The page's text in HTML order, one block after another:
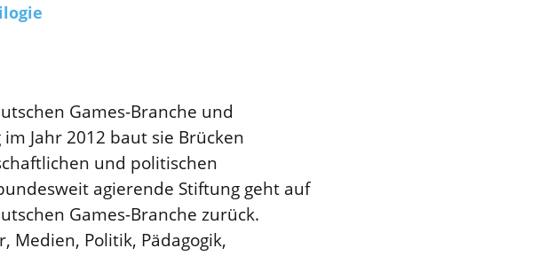
Games-Branche und
Jahr 2012 baut sie Brücken
und politischen
agierende Stiftung geht auf
Games-Branche zurück.
Medien, Politik, Pädagogik,